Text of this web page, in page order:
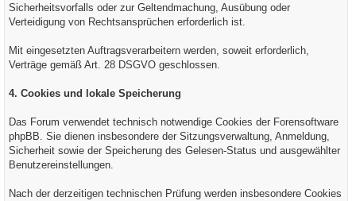
Sicherheitsvorfalls oder zur Geltendmachung, Ausübung oder
Verteidigung von Rechtsansprüchen erforderlich ist.
Mit eingesetzten Auftragsverarbeitern werden, soweit erforderlich,
Verträge gemäß Art. 28 DSGVO geschlossen.
4. Cookies und lokale Speicherung
Das Forum verwendet technisch notwendige Cookies der Forensoftware
phpBB. Sie dienen insbesondere der Sitzungsverwaltung, Anmeldung,
Sicherheit sowie der Speicherung des Gelesen-Status und ausgewählter
Benutzereinstellungen.
Nach der derzeitigen technischen Prüfung werden insbesondere Cookies